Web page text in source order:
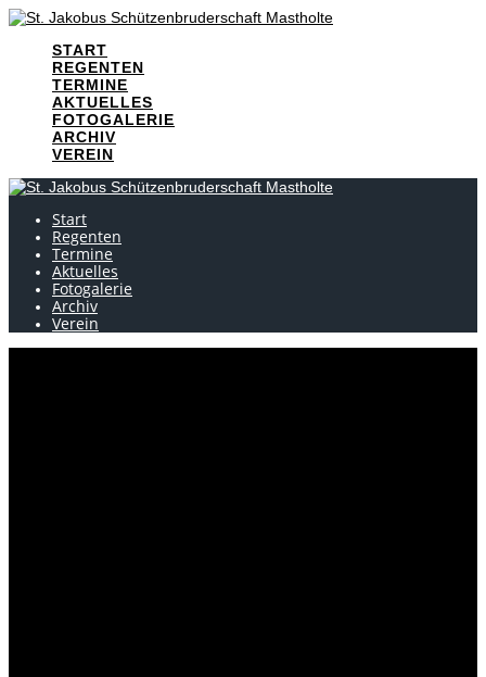
Skip
contentSTART
REGENTEN
TERMINE
AKTUELLES
FOTOGALERIE
ARCHIV
VEREIN
Start
Regenten
Termine
Aktuelles
Fotogalerie
Archiv
Verein